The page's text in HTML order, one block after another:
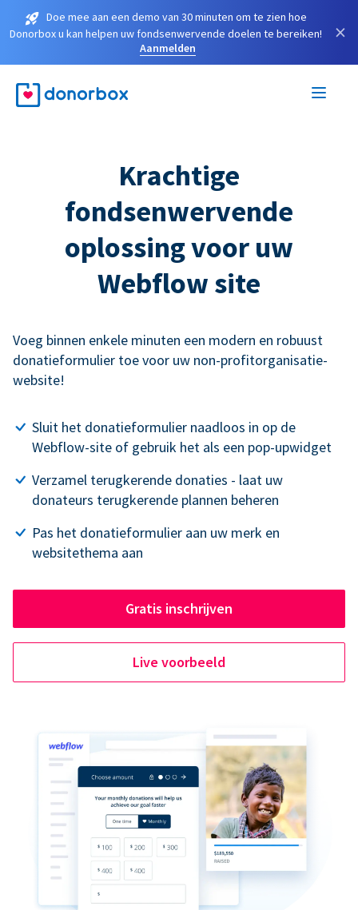
Doe mee aan een demo van 30 minuten om te zien hoe
Donorbox u kan helpen uw fondsenwervende doelen te bereiken!
Aanmelden
×
Krachtige
fondsenwervende
oplossing voor uw
Webflow site
Voeg binnen enkele minuten een modern en robuust
donatieformulier toe voor uw non-profitorganisatie-
website!
Sluit het donatieformulier naadloos in op de
Webflow-site of gebruik het als een pop-upwidget
Verzamel terugkerende donaties - laat uw
donateurs terugkerende plannen beheren
Pas het donatieformulier aan uw merk en
websitethema aan
Gratis inschrijven
Live voorbeeld